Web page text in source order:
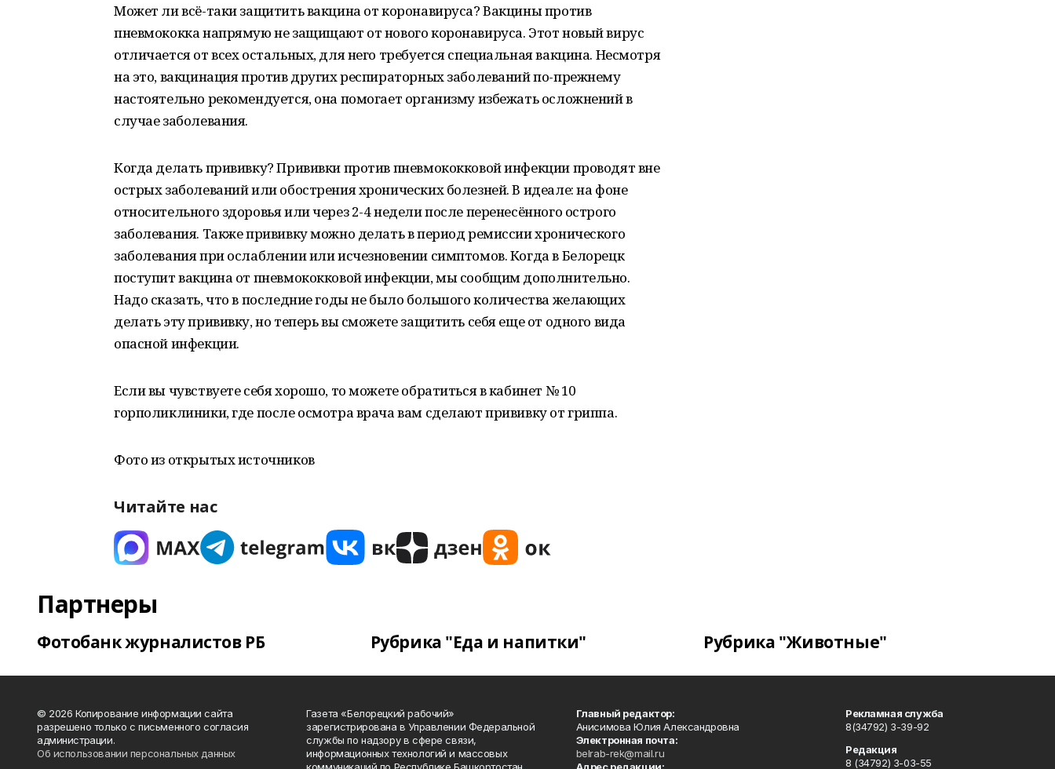
Может ли всё-таки защитить вакцина от коронавируса? Вакцины против
пневмококка напрямую не защищают от нового коронавируса. Этот новый вирус
отличается от всех остальных, для него требуется специальная вакцина. Несмотря
на это, вакцинация против других респираторных заболеваний по-прежнему
настоятельно рекомендуется, она помогает организму избежать осложнений в
случае заболевания.
Когда делать прививку? Прививки против пневмококковой инфекции проводят вне
острых заболеваний или обострения хронических болезней. В идеале: на фоне
относительного здоровья или через 2-4 недели после перенесённого острого
заболевания. Также прививку можно делать в период ремиссии хронического
заболевания при ослаблении или исчезновении симптомов. Когда в Белорецк
поступит вакцина от пневмококковой инфекции, мы сообщим дополнительно.
Надо сказать, что в последние годы не было большого количества желающих
делать эту прививку, но теперь вы сможете защитить себя еще от одного вида
опасной инфекции.
Если вы чувствуете себя хорошо, то можете обратиться в кабинет № 10
горполиклиники, где после осмотра врача вам сделают прививку от гриппа.
Фото из открытых источников
Читайте нас
Партнеры
Фотобанк журналистов РБ Рубрика "Еда и напитки" Рубрика "Животные"
© 2026 Копирование информации сайта
разрешено только с письменного согласия
администрации.
Об использовании персональных данных
Газета «Белорецкий рабочий»
зарегистрирована в Управлении Федеральной
службы по надзору в сфере связи,
информационных технологий и массовых
Главный редактор:
Анисимова Юлия Александровна
Электронная почта:
belrab-rek@mail.ru
Рекламная служба
8(34792) 3-39-92
Редакция
8 (34792) 3-03-55